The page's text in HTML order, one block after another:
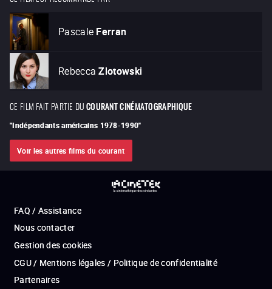
Pascale Ferran
Rebecca Zlotowski
CE FILM FAIT PARTIE DUCOURANT CINÉMATOGRAPHIQUE
"Indépendants américains 1978-1990"
Voir les autres films du courant
FAQ / Assistance
Nous contacter
Gestion des cookies
CGU / Mentions légales / Politique de confidentialité
Partenaires